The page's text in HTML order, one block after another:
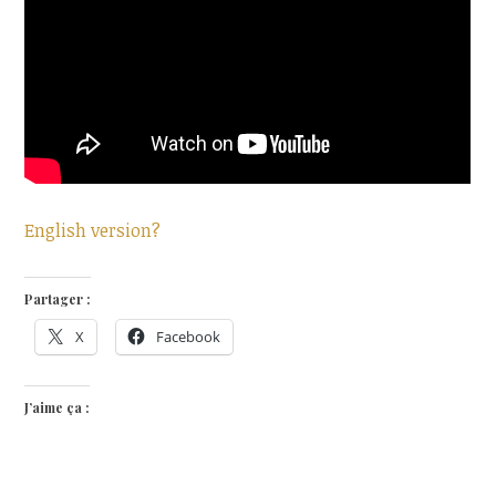
English version?
Partager :
X Facebook
J’aime ça :